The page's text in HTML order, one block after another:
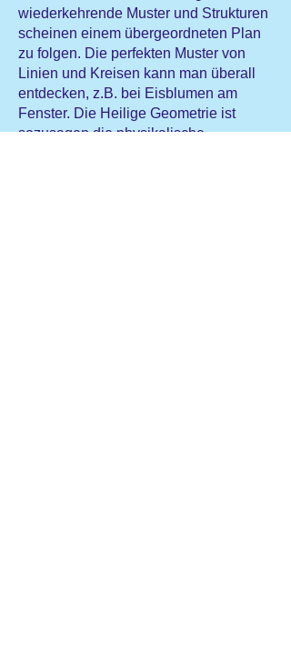
wiederkehrende Muster und Strukturen
scheinen einem übergeordneten Plan
zu folgen. Die perfekten Muster von
Linien und Kreisen kann man überall
entdecken, z.B. bei Eisblumen am
Fenster. Die Heilige Geometrie ist
sozusagen die physikalische